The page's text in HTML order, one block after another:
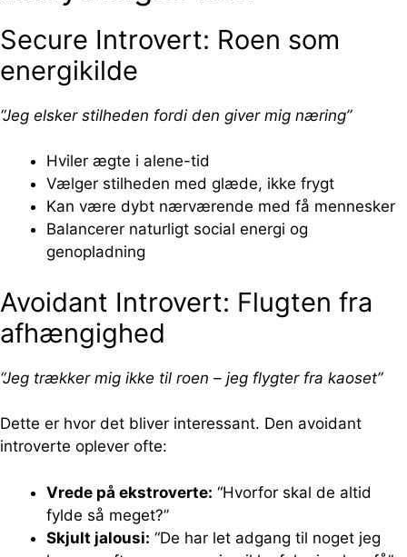
Secure Introvert: Roen som
energikilde
“Jeg elsker stilheden fordi den giver mig næring”
Hviler ægte i alene-tid
Vælger stilheden med glæde, ikke frygt
Kan være dybt nærværende med få mennesker
Balancerer naturligt social energi og
genopladning
Avoidant Introvert: Flugten fra
afhængighed
“Jeg trækker mig ikke til roen – jeg flygter fra kaoset”
Dette er hvor det bliver interessant. Den avoidant
introverte oplever ofte:
Vrede på ekstroverte: “Hvorfor skal de altid
fylde så meget?”
Skjult jalousi: “De har let adgang til noget jeg